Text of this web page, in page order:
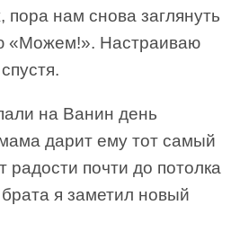
нам снова заглянуть
«Можем!». Настраиваю
на Ванин день
дарит ему тот самый
радости почти до потолка
я заметил новый